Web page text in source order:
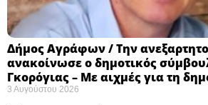
Δήμος Αγράφων / Την
ανακοίνωσε ο δημοτικός
Γκορόγιας – Με αιχμές για τη
3 Αυγούστου 2026